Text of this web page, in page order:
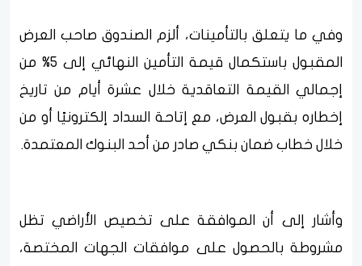
وفي ما يتعلق بالتأمينات، ألزم الصندوق صاحب العرض
المقبول باستكمال قيمة التأمين النهائي إلى 5% من
إجمالي القيمة التعاقدية خلال عشرة أيام من تاريخ
إخطاره بقبول العرض، مع إتاحة السداد إلكترونيًا أو من
خلال خطاب ضمان بنكي صادر من أحد البنوك المعتمدة.
وأشار إلى أن الموافقة على تخصيص الأراضي تظل
مشروطة بالحصول على موافقات الجهات المختصة،